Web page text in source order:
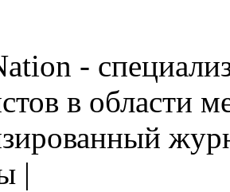
-
в области
|